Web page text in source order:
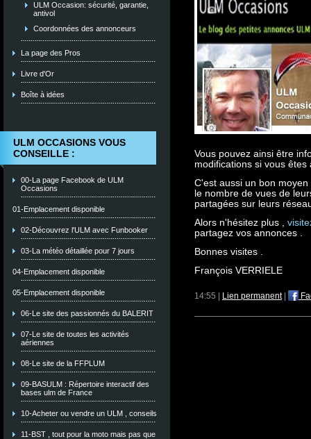
ULM Occasion: sécurité, garantie,
antivol
Coordonnées des annonceurs
La page des Pros
Livre d'Or
Boîte à idées
ULM OCCASIONS VOUS
CONSEILLE :
00-La page Facebook de ULM
Occasions
01-Emplacement disponible
02-Découvrez l'ULM avec Funbooker
03-La météo détaillée pour 7 jours
04-Emplacement disponible
05-Emplacement disponible
06-Le site des passionnés du BALERIT
07-Le site de toutes les activités
aériennes
08-Le site de la FFPLUM
09-BASULM : Répertoire interactif des
bases ulm de France
10-Acheter ou vendre un ULM , conseils
11-BST , tout pour la moto mais pas que
Vous pouvez ainsi être
modifications si vous
C'est aussi un bon
le nombre de vues de
partagées sur leurs
Alors n'hésitez plus ,
partagez vos annonces .
Bonnes visites .
François VERRIELE
14:55 | Lien permanent|